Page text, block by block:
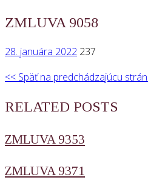
ZMLUVA 9058
28. januára 2022 237
<< Späť na predchádzajúcu
RELATED POSTS
ZMLUVA 9353
ZMLUVA 9371